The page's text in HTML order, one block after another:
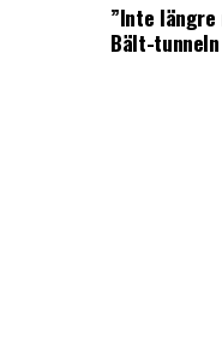
”Inte
Bält-